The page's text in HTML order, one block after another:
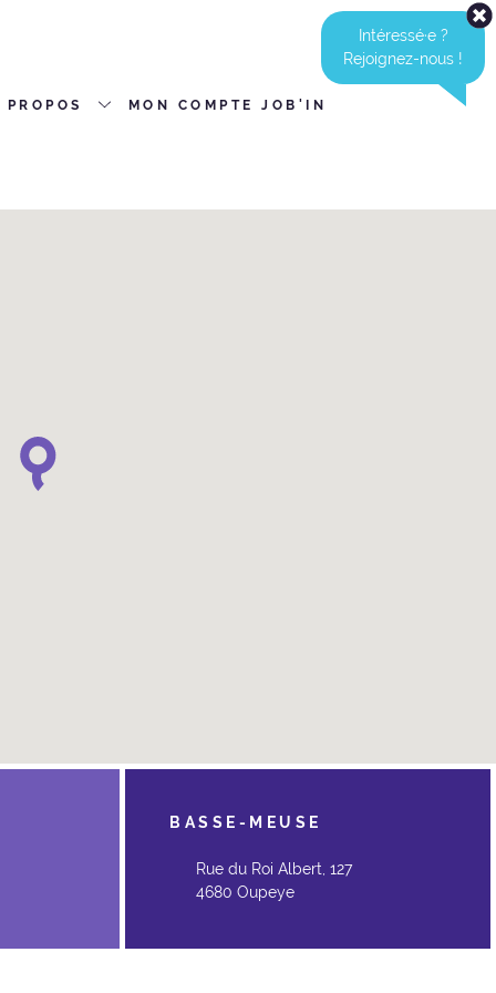
Intéressé·e ?
Rejoignez-nous !
PROPOS MON COMPTE JOB'IN
BASSE-MEUSE
Rue du Roi Albert, 127
4680 Oupeye